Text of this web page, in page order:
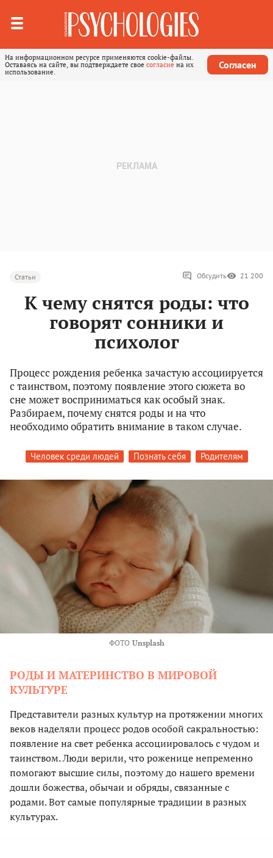
На информационном ресурсе применяются cookie-файлы.
Оставаясь на сайте, вы подтверждаете свое согласие на их
использование.
Согласен
Статьи Обсудить 21 200
К чему снятся роды: что
говорят сонники и
психолог
Процесс рождения ребенка зачастую ассоциируется
с таинством, поэтому появление этого сюжета во
сне может восприниматься как особый знак.
Разбираем, почему снятся роды и на что
необходимо обратить внимание в таком случае.
Человек среди людей Познать себя Родителям
ФОТО Unsplash
РОДЫ И МАТЕРИНСТВО В МИРОВОЙ
КУЛЬТУРЕ
Представители разных культур на протяжении многих
веков наделяли процесс родов особой сакральностью:
появление на свет ребенка ассоциировалось с чудом и
таинством. Люди верили, что роженице непременно
помогают высшие силы, поэтому до нашего времени
дошли божества, обычаи и обряды, связанные с
родами. Вот самые популярные традиции в разных
культурах.